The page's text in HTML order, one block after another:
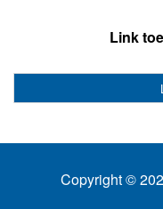
Link
Copyright ©